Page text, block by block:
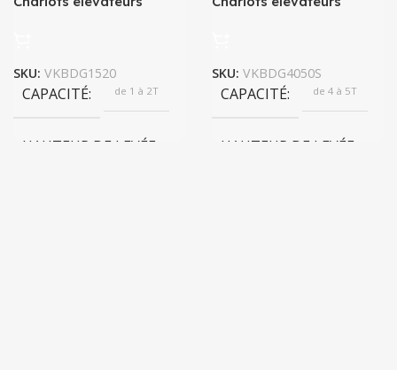
SKU: VKBDG1520
CAPACITÉ de 1 à 2T
HAUTEUR DE LEVÉE
SKU: VKBDG4050S
CAPACITÉ de 4 à 5T
HAUTEUR DE LEVÉE